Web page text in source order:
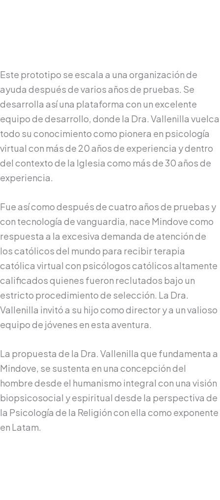
Este prototipo se escala a una organización de
ayuda después de varios años de pruebas. Se
desarrolla así una plataforma con un excelente
equipo de desarrollo, donde la Dra. Vallenilla vuelca
todo su conocimiento como pionera en psicología
virtual con más de 20 años de experiencia y dentro
del contexto de la Iglesia como más de 30 años de
experiencia.
Fue así como después de cuatro años de pruebas y
con tecnología de vanguardia, nace Mindove como
respuesta a la excesiva demanda de atención de
los católicos del mundo para recibir terapia
católica virtual con psicólogos católicos altamente
calificados quienes fueron reclutados bajo un
estricto procedimiento de selección. La Dra.
Vallenilla invitó a su hijo como director y a un valioso
equipo de jóvenes en esta aventura.
La propuesta de la Dra. Vallenilla que fundamenta a
Mindove, se sustenta en una concepción del
hombre desde el humanismo integral con una visión
biopsicosocial y espiritual desde la perspectiva de
la Psicología de la Religión con ella como exponente
en Latam.